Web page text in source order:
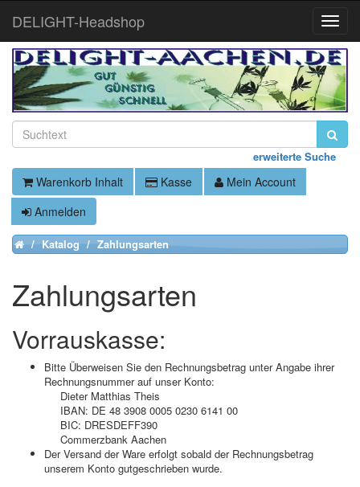
erweiterte Suche
Warenkorb Inhalt Kasse
Mein Account
Anmelden
HomeKatalog Zahlungsarten
Zahlungsarten
Vorrauskasse:
Bitte Überweisen Sie den Rechnungsbetrag unter Angabe ihrer
Rechnungsnummer auf unser Konto:
Dieter Matthias Theis
IBAN: DE 48 3908 0005 0230 6141 00
BIC: DRESDEFF390
Commerzbank Aachen
Der Versand der Ware erfolgt sobald der Rechnungsbetrag
unserem Konto gutgeschrieben wurde.
Toggle
DELIGHT-Headshop